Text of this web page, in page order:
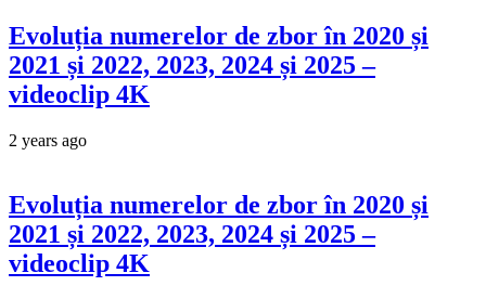
Evoluția numerelor de zbor în 2020 și
2021 și 2022, 2023, 2024 și 2025 –
videoclip 4K
2 years ago
Evoluția numerelor de zbor în 2020 și
2021 și 2022, 2023, 2024 și 2025 –
videoclip 4K